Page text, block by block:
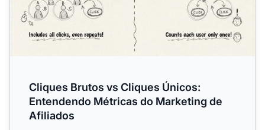
Cliques Brutos vs Cliques Únicos:
Entendendo Métricas do Marketing de
Afiliados